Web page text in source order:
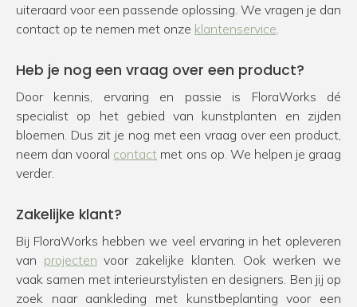
uiteraard voor een passende oplossing. We vragen je dan
contact op te nemen met onze klantenservice
Heb je nog een vraag over een product?
Door kennis, ervaring en passie is FloraWorks dé
specialist op het gebied van kunstplanten en zijden
bloemen. Dus zit je nog met een vraag over een product,
neem dan vooral contact met ons op. We helpen je graag
verder.
Zakelijke klant?
Bij FloraWorks hebben we veel ervaring in het opleveren
van projecten voor zakelijke klanten. Ook werken we
vaak samen met interieurstylisten en designers. Ben jij op
zoek naar aankleding met kunstbeplanting voor een